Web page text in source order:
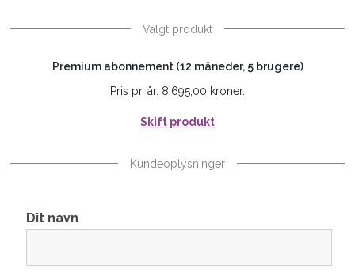
Valgt produkt
Premium abonnement (12 måneder, 5 brugere)
Pris pr. år. 8.695,00 kroner.
Skift produkt
Kundeoplysninger
Dit navn